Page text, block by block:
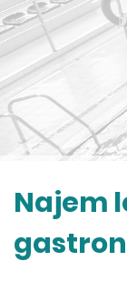
Najem